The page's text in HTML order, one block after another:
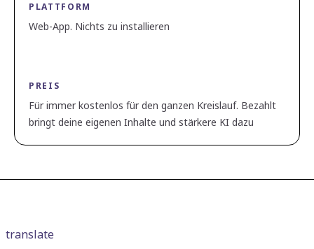
PLATTFORM
Web-App. Nichts zu installieren
PREIS
Für immer kostenlos für den ganzen Kreislauf. Bezahlt
bringt deine eigenen Inhalte und stärkere KI dazu
translate